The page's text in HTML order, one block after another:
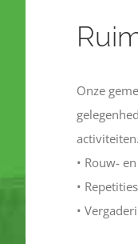
Onze
• Rouw-
•
•